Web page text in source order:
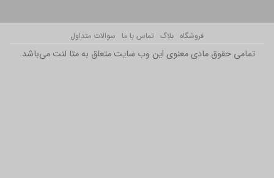
فروشگاه بلاگ تماس با ما سوالات متداول
تمامی حقوق مادی معنوی این وب سایت متعلق به متا لنت می‌باشد.